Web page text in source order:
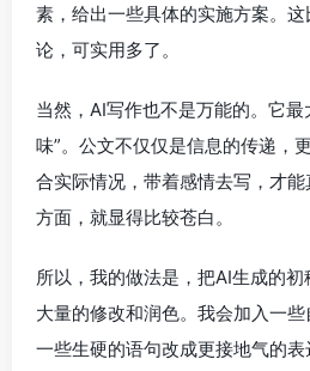
素，给出一些具体的实施方案。
论，可实用多了。
当然，AI写作也不是万能的。它最
味”。公文不仅仅是信息的传递，
合实际情况，带着感情去写，才
方面，就显得比较苍白。
所以，我的做法是，把AI生成的
大量的修改和润色。我会加入一
一些生硬的语句改成更接地气的